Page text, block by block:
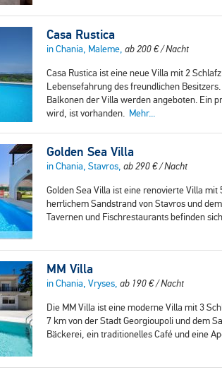
Casa Rustica
in Chania, Maleme, ab200€/ Nacht
Casa Rustica ist eine neue Villa mit 2
Lebensefahrung des freundlichen
Balkonen der Villa werden angeboten. Ein
wird, ist vorhanden. Mehr...
Golden Sea Villa
in Chania, Stavros, ab290€/ Nacht
Golden Sea Villa ist eine renovierte Villa
herrlichem Sandstrand von Stavros und
Tavernen und Fischrestaurants befinden
MM Villa
in Chania, Vryses, ab 190€/ Nacht
Die MM Villa ist eine moderne Villa mit 3
7 km von der Stadt Georgioupoli und dem
Bäckerei, ein traditionelles Café und eine